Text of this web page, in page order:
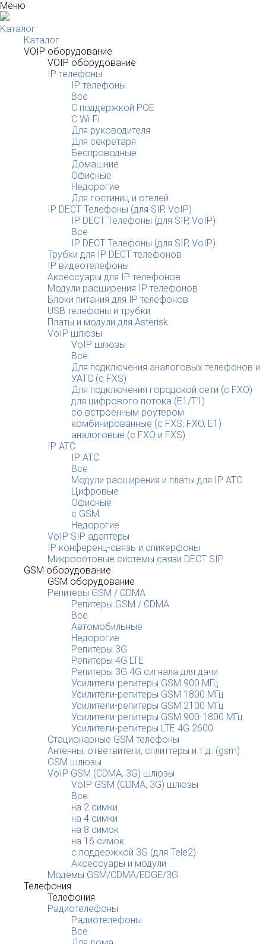
Меню
Каталог
Каталог
VOIP оборудование
VOIP оборудование
IP телефоны
IP телефоны
Все
С поддержкой POE
C Wi-Fi
Для руководителя
Для секретаря
Беспроводные
Домашние
Офисные
Недорогие
Для гостиниц и отелей
IP DECT Телефоны (для SIP, VoIP)
IP DECT Телефоны (для SIP, VoIP)
Все
IP DECT Телефоны (для SIP, VoIP)
Трубки для IP DECT телефонов
IP видеотелефоны
Аксессуары для IP телефонов
Модули расширения IP телефонов
Блоки питания для IP телефонов
USB телефоны и трубки
Платы и модули для Asterisk
VoIP шлюзы
VoIP шлюзы
Все
Для подключения аналоговых телефонов и
УАТС (с FXS)
Для подключения городской сети (с FXO)
для цифрового потока (E1/T1)
со встроенным роутером
комбинированные (c FXS, FXO, E1)
аналоговые (с FXO и FXS)
IP АТС
IP АТС
Все
Модули расширения и платы для IP АТС
Цифровые
Офисные
с GSM
Недорогие
VoIP SIP адаптеры
IP конференц-связь и спикерфоны
Микросотовые системы связи DECT SIP
GSM оборудование
GSM оборудование
Репитеры GSM / CDMA
Репитеры GSM / CDMA
Все
Автомобильные
Недорогие
Репитеры 3G
Репитеры 4G LTE
Репитеры 3G 4G сигнала для дачи
Усилители-репитеры GSM 900 МГц
Усилители-репитеры GSM 1800 МГц
Усилители-репитеры GSM 2100 МГц
Усилители-репитеры GSM 900-1800 МГц
Усилители-репитеры LTE 4G 2600
Стационарные GSM телефоны
Антенны, ответвители, сплиттеры и т.д. (gsm)
GSM шлюзы
VoIP GSM (CDMA, 3G) шлюзы
VoIP GSM (CDMA, 3G) шлюзы
Все
на 2 симки
на 4 симки
на 8 симок
на 16 симок
с поддержкой 3G (для Tele2)
Аксессуары и модули
Модемы GSM/CDMA/EDGE/3G
Телефония
Телефония
Радиотелефоны
Радиотелефоны
Все